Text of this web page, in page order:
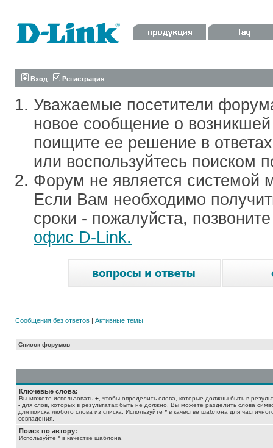
Вход Регистрация
Уважаемые посетители
новое сообщение о
поищите ее решение в
или воспользуйтесь поиском
Форум не является системой
Если Вам необходимо
сроки - пожалуйста,
офис D-Link.
Сообщения без ответов | Активные темы
Список форумов
Ключевые слова:
Вы можете использовать + , чтобы определить слова, которые должны быть в
- для слов, которых в результатах быть не должно. Вы можете разделить слова
для поиска любого слова из списка. Используйте * в качестве шаблона для
совпадения.
Поиск по автору:
Используйте * в качестве шаблона.